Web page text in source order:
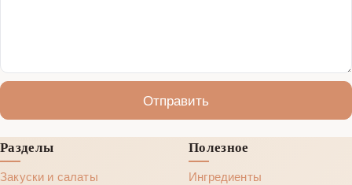
Отправить
Разделы
Закуски и салаты
Полезное
Ингредиенты